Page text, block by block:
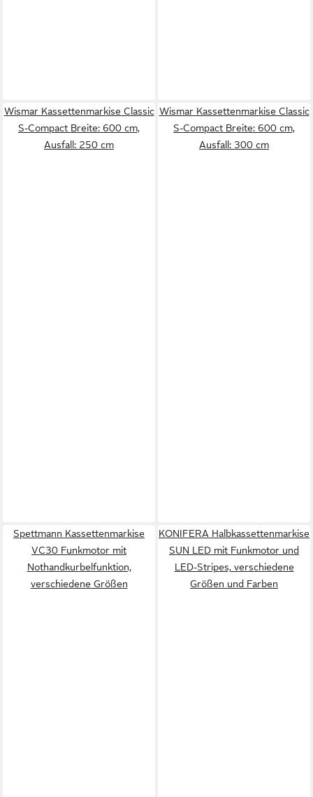
Wismar Kassettenmarkise Classic
S-Compact Breite: 600 cm,
Ausfall: 250 cm
Wismar Kassettenmarkise Classic
S-Compact Breite: 600 cm,
Ausfall: 300 cm
Spettmann Kassettenmarkise
VC30 Funkmotor mit
Nothandkurbelfunktion,
verschiedene Größen
KONIFERA Halbkassettenmarkise
SUN LED mit Funkmotor und
LED-Stripes, verschiedene
Größen und Farben